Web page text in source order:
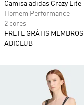
Camisa adidas Crazy Lite
Homem Performance
2 cores
FRETE GRÁTIS MEMBROS
ADICLUB